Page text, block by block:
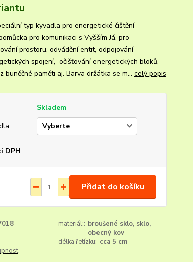
typ kyvadla pro energetické čištění
pro komunikaci s Vyšším Já, pro
prostoru, odvádění entit, odpojování
spojení, očišťování energetických bloků,
buněčné paměti aj. Barva držátka se m... celý popis
Skladem
DPH
Přidat do košíku
materiál:: broušené sklo, sklo,
obecný kov
délka řetízku: cca 5 cm